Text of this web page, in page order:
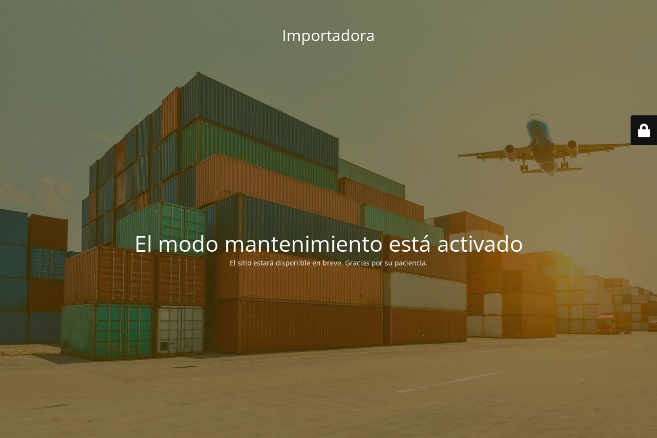
Importadora
El modo mantenimiento está activado
El sitio estará disponible en breve. Gracias por su paciencia.